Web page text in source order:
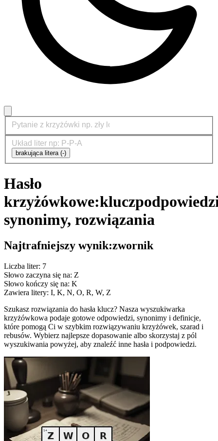
brakująca litera (-)
Hasło
krzyżówkowe:klucz
synonimy, rozwiązania
Najtrafniejszy wynik:zwornik
Liczba liter: 7
Słowo zaczyna się na: Z
Słowo kończy się na: K
Zawiera litery: I, K, N, O, R, W, Z
Szukasz rozwiązania do hasła klucz? Nasza wyszukiwarka
krzyżówkowa podaje gotowe odpowiedzi, synonimy i definicje,
które pomogą Ci w szybkim rozwiązywaniu krzyżówek, szarad i
rebusów. Wybierz najlepsze dopasowanie albo skorzystaj z pól
wyszukiwania powyżej, aby znaleźć inne hasła i podpowiedzi.